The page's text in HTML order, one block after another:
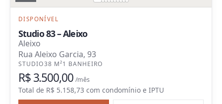
DISPONÍVEL
Studio 83 – Aleixo
Aleixo
Rua Aleixo Garcia, 93
STUDIO38 M²1 BANHEIRO
R$ 3.500,00 /mês
Total de R$ 5.158,73 com condomínio e IPTU